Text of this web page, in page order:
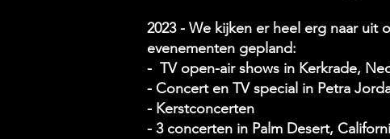
2023 - We kijken er heel erg naar uit
evenementen gepland:
- TV open-air shows in Kerkrade,
- Concert en TV special in Petra
- Kerstconcerten
- 3 concerten in Palm Desert,